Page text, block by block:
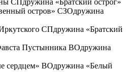
остров» СЗОдружина
СПдружина «Братский
Пустынника ВОдружина
сердцем» ВОдружина «Белый